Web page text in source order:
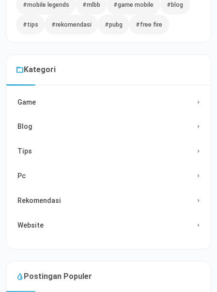
#mobile legends #mlbb #game mobile #blog
#tips #rekomendasi #pubg #free fire
Kategori
Game
Blog
Tips
Pc
Rekomendasi
Website
Postingan Populer